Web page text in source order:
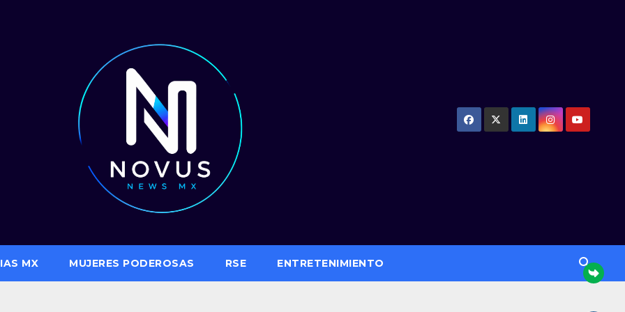
MX MUJERES PODEROSAS RSE ENTRETENIMIENTO